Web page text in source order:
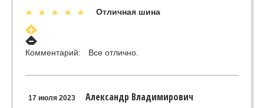
Отличная шина
Комментарий: Все отлично.
17 июля 2023 Александр Владимирович